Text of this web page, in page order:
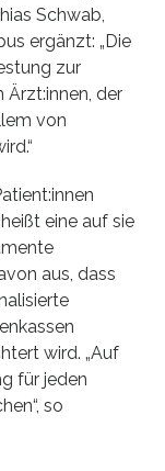
Schwab,
ergänzt: „Die
zur
der
von
eine auf sie
aus, dass
wird. „Auf
für jeden
so